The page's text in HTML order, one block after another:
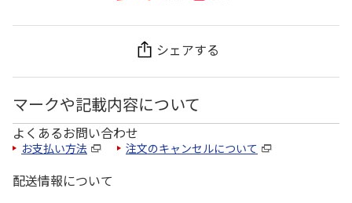
シェアする
マークや記載内容について
よくあるお問い合わせ
お支払い方法 注文のキャンセルについて
配送情報について